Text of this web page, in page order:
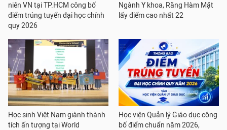
niên VN tại TP.HCM công bố
điểm trúng tuyển đại học chính
quy 2026
Ngành Y khoa, Răng Hàm Mặt
lấy điểm cao nhất 22
Học sinh Việt Nam giành thành
tích ấn tượng tại World
Học viện Quản lý Giáo dục công
bố điểm chuẩn năm 2026,